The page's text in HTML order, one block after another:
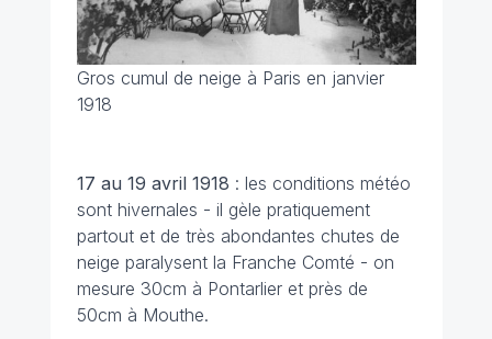
Gros cumul de neige à Paris en janvier
1918
17 au 19 avril 1918 : les conditions météo
sont hivernales - il gèle pratiquement
partout et de très abondantes chutes de
neige paralysent la Franche Comté - on
mesure 30cm à Pontarlier et près de
50cm à Mouthe.